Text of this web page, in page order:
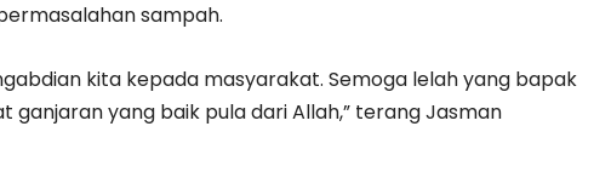
sampah.
kita kepada masyarakat. Semoga lelah yang bapak
ganjaran yang baik pula dari Allah,” terang Jasman